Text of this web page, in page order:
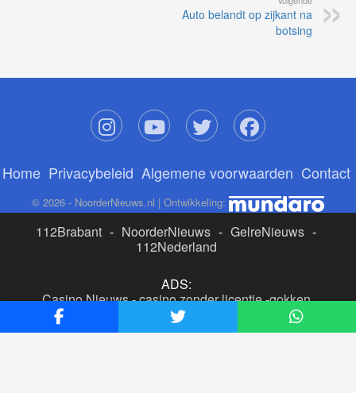
Auto belandt op zijkant na
botsing
Home Privacybeleid Algemene voorwaarden Contact
© 2026 - NoorderNieuws.nl | Ontwikkeling:
112Brabant - NoorderNieuws - GelreNieuws -
112Nederland
ADS:
Casino Nieuws-casino zonder licentie-gokken
buitenlandse site
beste online casino nederland